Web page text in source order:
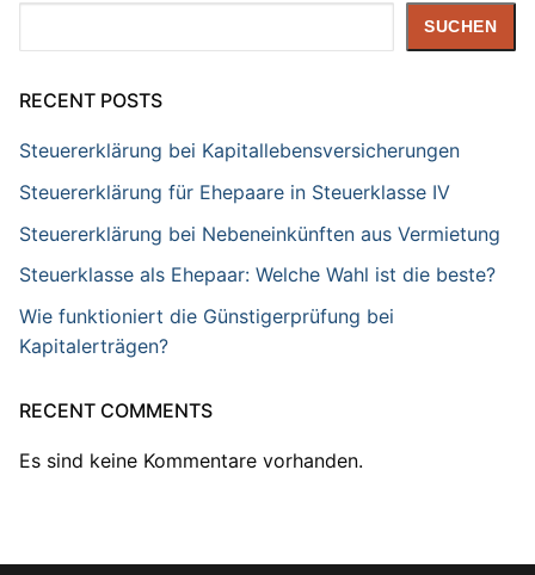
SUCHEN
RECENT POSTS
Steuererklärung bei Kapitallebensversicherungen
Steuererklärung für Ehepaare in Steuerklasse IV
Steuererklärung bei Nebeneinkünften aus Vermietung
Steuerklasse als Ehepaar: Welche Wahl ist die beste?
Wie funktioniert die Günstigerprüfung bei
Kapitalerträgen?
RECENT COMMENTS
Es sind keine Kommentare vorhanden.